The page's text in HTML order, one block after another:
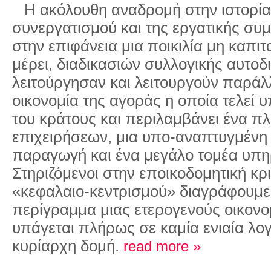
Η ακόλουθη αναδρομή στην
συνεργατισμού και της εργατικής
στην επιφάνεια μια ποικιλία μη
μέρει, διαδικασιών συλλογικής
λειτούργησαν και λειτουργούν
οικονομία της αγοράς η οποία τελεί
του κράτους και περιλαμβάνει ένα
επιχειρήσεων, μια υπο-αναπτυγμένη
παραγωγή και ένα μεγάλο τομέα
Στηριζόμενοι στην εποικοδομητική
«κεφαλαιο-κεντρισμού»
περίγραμμα μιας ετερογενούς
υπάγεται πλήρως σε καμία ενιαία
κυρίαρχη δομή. read more »